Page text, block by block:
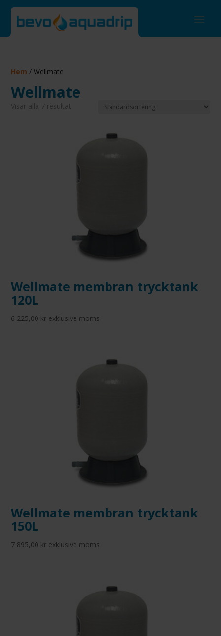
Hem / Wellmate
Wellmate
Visar alla 7 resultat
Wellmate membran trycktank
120L
6 225,00 kr exklusive moms
Wellmate membran trycktank
150L
7 895,00 kr exklusive moms